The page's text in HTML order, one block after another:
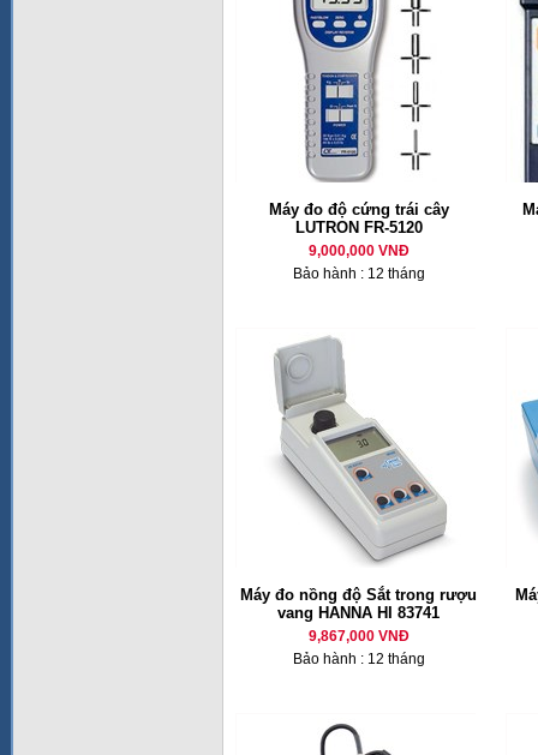
Máy đo độ cứng trái cây
LUTRON FR-5120
9,000,000 VNĐ
Bảo hành : 12 tháng
Máy đo nồng độ Sắt trong rượu
vang HANNA HI 83741
9,867,000 VNĐ
Bảo hành : 12 tháng